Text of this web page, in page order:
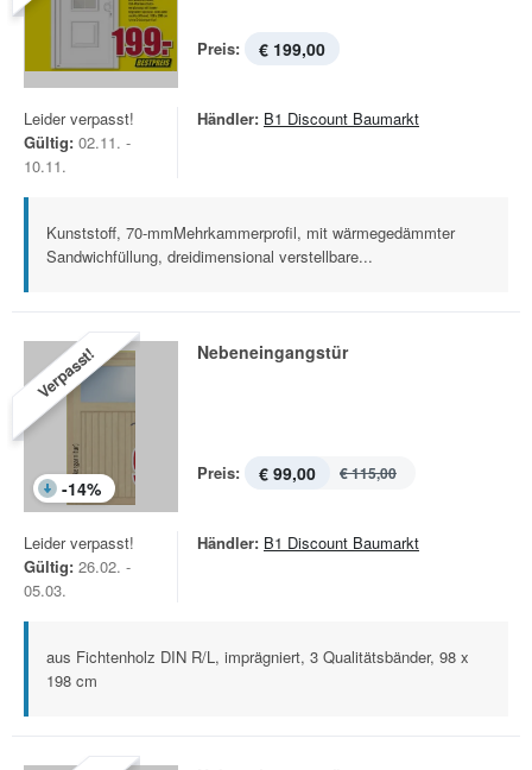
Preis: € 199,00
Leider verpasst!
Gültig: 02.11. -
10.11.
Händler: B1 Discount Baumarkt
Kunststoff, 70-mmMehrkammerprofil, mit wärmegedämmter
Sandwichfüllung, dreidimensional verstellbare...
Verpasst!
-14%
Nebeneingangstür
Preis: € 99,00 € 115,00
Leider verpasst!
Gültig: 26.02. -
05.03.
Händler: B1 Discount Baumarkt
aus Fichtenholz DIN R/L, imprägniert, 3 Qualitätsbänder, 98 x
198 cm